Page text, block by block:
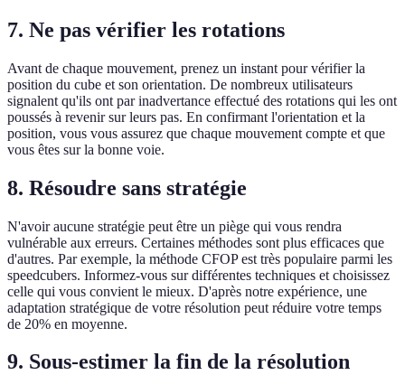
7. Ne pas vérifier les rotations
Avant de chaque mouvement, prenez un instant pour vérifier la
position du cube et son orientation. De nombreux utilisateurs
signalent qu'ils ont par inadvertance effectué des rotations qui les ont
poussés à revenir sur leurs pas. En confirmant l'orientation et la
position, vous vous assurez que chaque mouvement compte et que
vous êtes sur la bonne voie.
8. Résoudre sans stratégie
N'avoir aucune stratégie peut être un piège qui vous rendra
vulnérable aux erreurs. Certaines méthodes sont plus efficaces que
d'autres. Par exemple, la méthode CFOP est très populaire parmi les
speedcubers. Informez-vous sur différentes techniques et choisissez
celle qui vous convient le mieux. D'après notre expérience, une
adaptation stratégique de votre résolution peut réduire votre temps
de 20% en moyenne.
9. Sous-estimer la fin de la résolution